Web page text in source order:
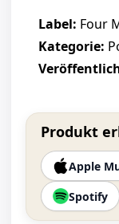
Label: Four
Kategorie:
Produkt
Apple
Spotify